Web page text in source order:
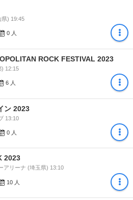
県) 19:45
0 人
ROCK FESTIVAL 2023
) 12:15
6 人
ン 2023
13:10
0 人
2023
アリーナ (埼玉県) 13:10
10 人